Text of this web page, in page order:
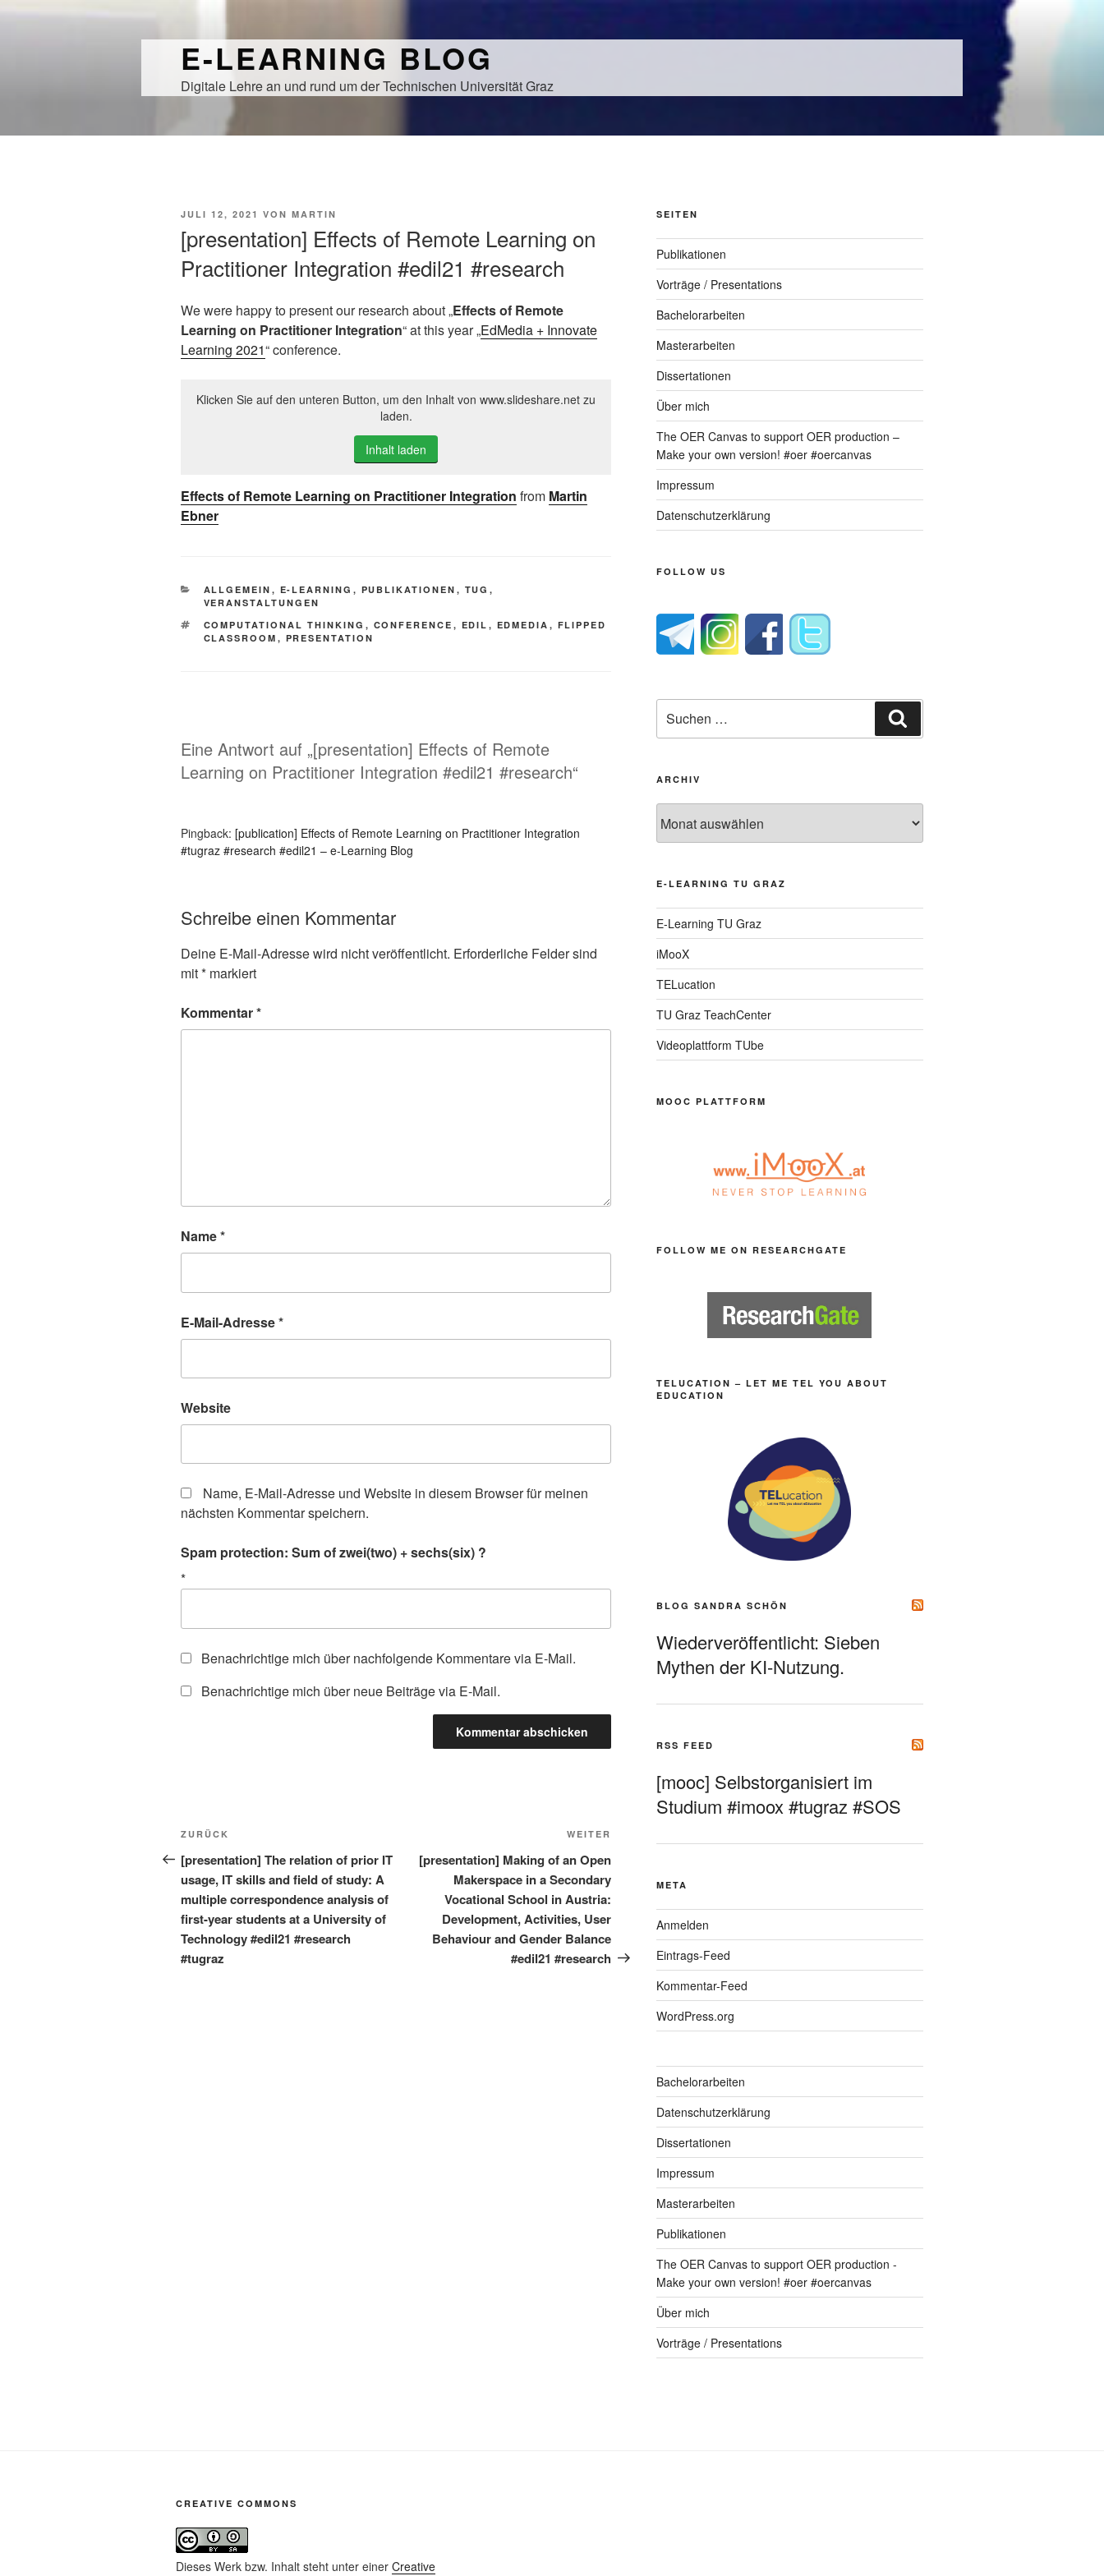
E-LEARNING BLOG
Digitale Lehre an und rund um der Technischen Universität Graz
VERÖFFENTLICHT
JULI 12, 2021 VON MARTIN
[presentation] Effects of Remote Learning on
Practitioner Integration #edil21 #research
We were happy to present our research about „Effects of Remote
Learning on Practitioner Integration“ at this year „EdMedia + Innovate
Learning 2021“ conference.
Klicken Sie auf den unteren Button, um den Inhalt von www.slideshare.net zu
laden.
Inhalt laden
Effects of Remote Learning on Practitioner Integration from Martin
Ebner
KATEGORIEN
ALLGEMEIN , E-LEARNING , PUBLIKATIONEN , TUG ,
VERANSTALTUNGEN
SCHLAGWÖRTER
COMPUTATIONAL THINKING , CONFERENCE , EDIL , EDMEDIA , FLIPPED
CLASSROOM , PRESENTATION
Eine Antwort auf „[presentation] Effects of Remote
Learning on Practitioner Integration #edil21 #research“
Pingback: [publication] Effects of Remote Learning on Practitioner Integration
#tugraz #research #edil21 – e-Learning Blog
Schreibe einen Kommentar
Deine E-Mail-Adresse wird nicht veröffentlicht. Erforderliche Felder sind
mit* markiert
Kommentar*
Name*
E-Mail-Adresse*
Website
Name, E-Mail-Adresse und Website in diesem Browser für meinen
nächsten Kommentar speichern.
Spam protection: Sum of zwei(two) + sechs(six) ?
*
Benachrichtige mich über nachfolgende Kommentare via E-Mail.
Benachrichtige mich über neue Beiträge via E-Mail.
Beitragsnavigation
Vorheriger
Beitrag
ZURÜCK
[presentation] The relation of prior IT
usage, IT skills and field of study: A
multiple correspondence analysis of
first-year students at a University of
Technology #edil21 #research
#tugraz
Beitrag
WEITER
[presentation] Making of an Open
Makerspace in a Secondary
Vocational School in Austria:
Development, Activities, User
Behaviour and Gender Balance
#edil21 #research
SEITEN
Publikationen
Vorträge / Presentations
Bachelorarbeiten
Masterarbeiten
Dissertationen
Über mich
The OER Canvas to support OER production –
Make your own version! #oer #oercanvas
Impressum
Datenschutzerklärung
FOLLOW US
nach:
ARCHIV
E-LEARNING TU GRAZ
E-Learning TU Graz
iMooX
TELucation
TU Graz TeachCenter
Videoplattform TUbe
MOOC PLATTFORM
FOLLOW ME ON RESEARCHGATE
TELUCATION – LET ME TEL YOU ABOUT
EDUCATION
BLOG SANDRA SCHÖN
Wiederveröffentlicht: Sieben
Mythen der KI-Nutzung.
RSS FEED
[mooc] Selbstorganisiert im
Studium #imoox #tugraz #SOS
META
Anmelden
Eintrags-Feed
Kommentar-Feed
WordPress.org
Bachelorarbeiten
Datenschutzerklärung
Dissertationen
Impressum
Masterarbeiten
Publikationen
The OER Canvas to support OER production -
Make your own version! #oer #oercanvas
Über mich
Vorträge / Presentations
CREATIVE COMMONS
Dieses Werk bzw. Inhalt steht unter einer Creative